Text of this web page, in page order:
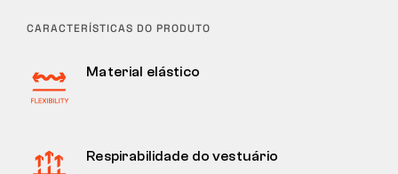
CARACTERÍSTICAS DO PRODUTO
Material elástico
Respirabilidade do vestuário